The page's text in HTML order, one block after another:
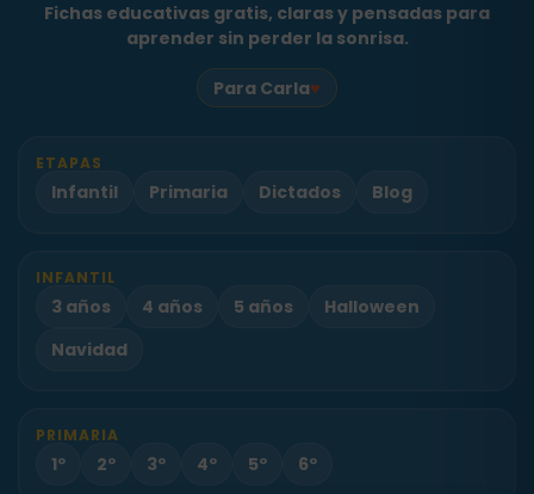
Fichas educativas gratis, claras y pensadas para
aprender sin perder la sonrisa.
Para Carla♥
ETAPAS
Infantil Primaria Dictados Blog
INFANTIL
3 años 4 años 5 años
Halloween
Navidad
PRIMARIA
1º 2º 3º 4º 5º 6º